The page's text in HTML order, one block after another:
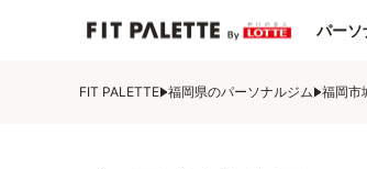
パーソ
FIT PALETTE 福岡県のパーソナルジム 福岡市